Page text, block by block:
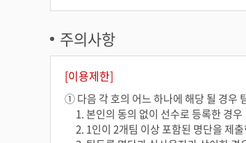
주의사항
[이용제한]
① 다음 각 호의 어느 하나에 해당 될 경우
1. 본인의 동의 없이 선수로 등록한 경우
2. 1인이 2개팀 이상 포함된 명단을 제